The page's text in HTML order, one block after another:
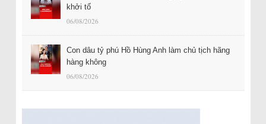
khởi tố
06/08/2026
Con dâu tỷ phú Hồ Hùng Anh làm chủ tịch hãng
hàng không
06/08/2026